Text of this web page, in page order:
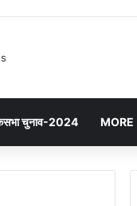
चुनाव-2024 MORE